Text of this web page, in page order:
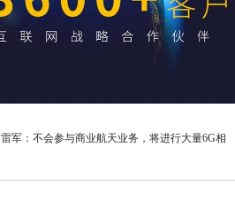
雷军：不会参与商业航天业务，将进行大量6G相